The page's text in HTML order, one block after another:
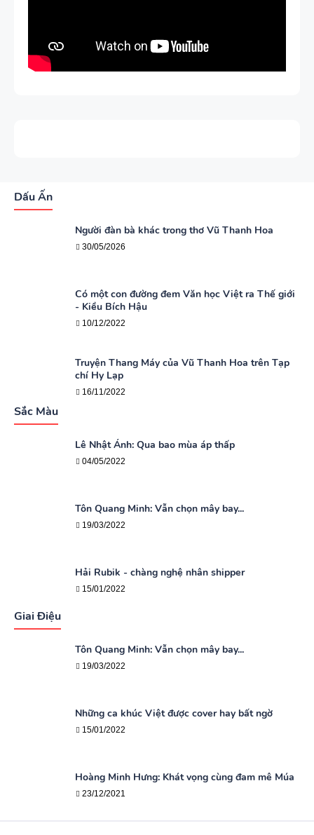
Dấu Ấn
Người đàn bà khác trong thơ Vũ Thanh Hoa
30/05/2026
Có một con đường đem Văn học Việt ra Thế giới
- Kiều Bích Hậu
10/12/2022
Truyện Thang Máy của Vũ Thanh Hoa trên Tạp
chí Hy Lạp
16/11/2022
Sắc Màu
Lê Nhật Ánh: Qua bao mùa áp thấp
04/05/2022
Tôn Quang Minh: Vẫn chọn mây bay...
19/03/2022
Hải Rubik - chàng nghệ nhân shipper
15/01/2022
Giai Điệu
Tôn Quang Minh: Vẫn chọn mây bay...
19/03/2022
Những ca khúc Việt được cover hay bất ngờ
15/01/2022
Hoàng Minh Hưng: Khát vọng cùng đam mê Múa
23/12/2021